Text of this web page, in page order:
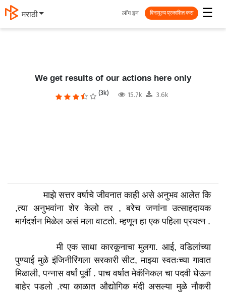
मराठी ☰
लॉग इन विनामूल्य प्रकाशित करा
We get results of our actions here only
(3k) 15.7k 3.6k
माझे सत्तर वर्षाचे जीवनात काही असे अनुभव आलेत कि
,त्या अनुभवांना शेर केलो तर , बरेच जणांना उत्साहदायक
मार्गदर्शन मिळेल असं मला वाटतो. म्हणून हा एक पहिला प्रयत्न .
मी एक साधा कारकूनाचा मुलगा. आई, वडिलांच्या
पुण्याई मुळे इंजिनीरिंगला सरकारी सीट, माझ्या स्वतःच्या गावात
मिळाली, पन्नास वर्षां पूर्वी . पाच वर्षात मेकॅनिकल चा पदवी घेऊन
बाहेर पडलो .त्या काळात औद्योगिक मंदी असल्या मुळे नौकरी